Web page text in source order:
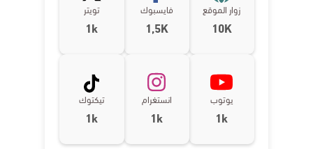
زوار الموقع
10K
فايسبوك
1,5K
تويتر
1k
يوتوب
1k
انستغرام
1k
تيكتوك
1k